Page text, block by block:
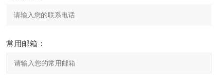
常用邮箱：